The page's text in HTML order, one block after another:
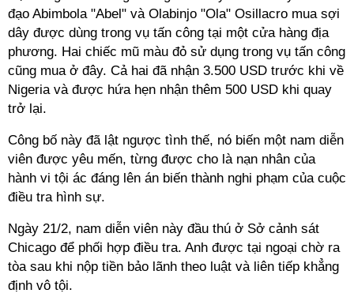
đạo Abimbola "Abel" và Olabinjo "Ola" Osillacro mua sợi
dây được dùng trong vụ tấn công tại một cửa hàng địa
phương. Hai chiếc mũ màu đỏ sử dụng trong vụ tấn công
cũng mua ở đây. Cả hai đã nhận 3.500 USD trước khi về
Nigeria và được hứa hẹn nhận thêm 500 USD khi quay
trở lại.
Công bố này đã lật ngược tình thế, nó biến một nam diễn
viên được yêu mến, từng được cho là nạn nhân của
hành vi tội ác đáng lên án biến thành nghi phạm của cuộc
điều tra hình sự.
Ngày 21/2, nam diễn viên này đầu thú ở Sở cảnh sát
Chicago để phối hợp điều tra. Anh được tại ngoại chờ ra
tòa sau khi nộp tiền bảo lãnh theo luật và liên tiếp khẳng
định vô tội.